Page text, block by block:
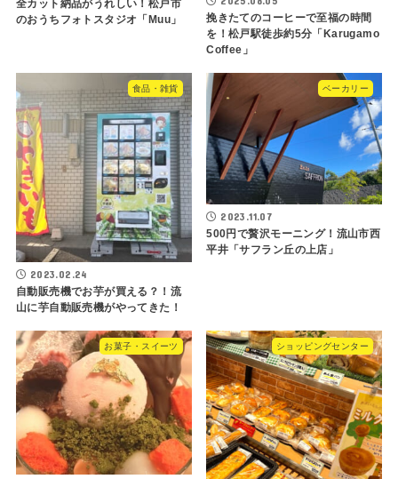
全カット納品がうれしい！松戸市
のおうちフォトスタジオ「Muu」
挽きたてのコーヒーで至福の時間
を！松戸駅徒歩約5分「Karugamo
Coffee」
食品・雑貨
2023.02.24
自動販売機でお芋が買える？！流
山に芋自動販売機がやってきた！
ベーカリー
2023.11.07
500円で贅沢モーニング！流山市西
平井「サフラン丘の上店」
お菓子・スイーツ ショッピングセンター